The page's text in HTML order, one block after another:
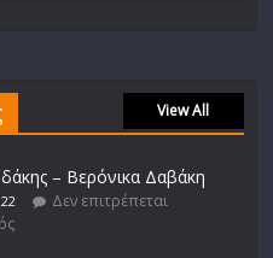
View All
– Βερόνικα Δαβάκη
Δεν επιτρέπεται